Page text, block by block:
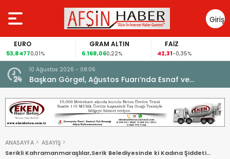
Giriş
Yap
EURO
53,84770,01%
GRAM ALTIN
6.168,060,22%
FAİZ
42,31-0,35%
10 Ağustos 2026 - 08:06
Başkan Görgel, Ağustos Fuarı’nda Esnaf ve
Vatandaşlarla Buluştu.
ANASAYFA
ASAYİŞ
Serikli Kahramanmaraşlılar,Serik Belediyesinde ki Kadına Şiddeti